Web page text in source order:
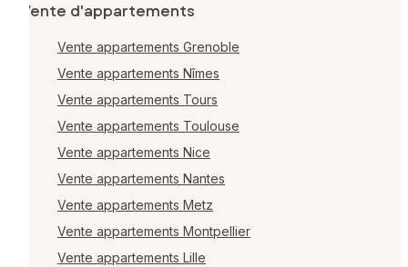
Vente d'appartements
Vente appartements Grenoble
Vente appartements Nîmes
Vente appartements Tours
Vente appartements Toulouse
Vente appartements Nice
Vente appartements Nantes
Vente appartements Metz
Vente appartements Montpellier
Vente appartements Lille